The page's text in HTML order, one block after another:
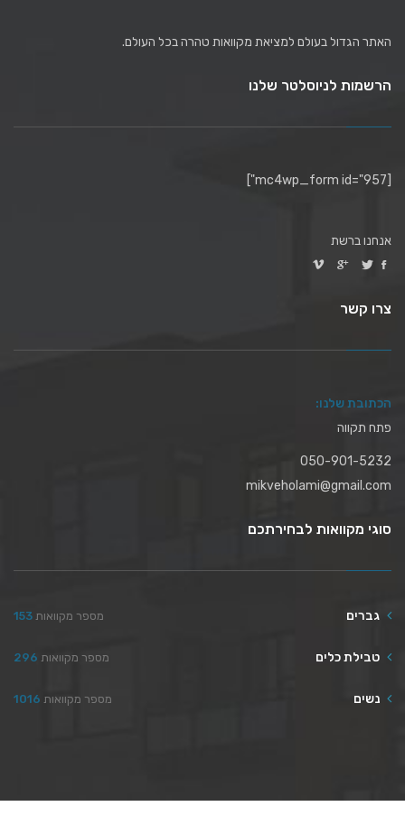
האתר הגדול בעולם למציאת מקוואות טהרה בכל העולם.
הרשמות לניוסלטר שלנו
[mc4wp_form id="957"]
אנחנו ברשת
צרו קשר
הכתובת שלנו:
פתח תקווה
050-901-5232
mikveholami@gmail.com
סוגי מקוואות לבחירתכם
גברים 153 מספר מקוואות
טבילת כלים 296 מספר מקוואות
נשים 1016 מספר מקוואות